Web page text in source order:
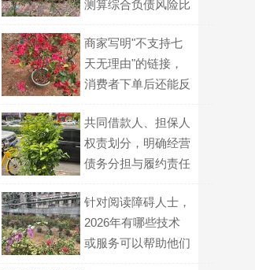
测算综合负债风险比
商家写明"不支持七
天无理由"的链接，
消费者下单后还能反
共同借款人、担保人
权责划分，明确经营
债务分担与履约责任
针对阅读障碍人士，
2026年有哪些技术
或服务可以帮助他们